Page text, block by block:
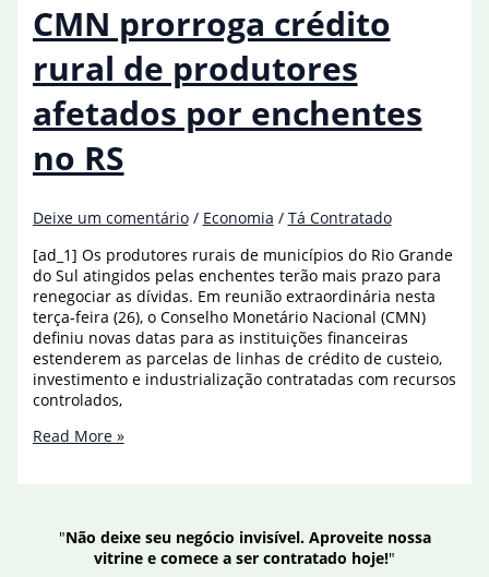
Fifa
por
ajuda
em
enchentes
no
RS
CMN prorroga crédito
rural de produtores
afetados por enchentes
no RS
Deixe um comentário / Economia / Tá Contratado
[ad_1] Os produtores rurais de municípios do Rio Grande
do Sul atingidos pelas enchentes terão mais prazo para
renegociar as dívidas. Em reunião extraordinária nesta
terça-feira (26), o Conselho Monetário Nacional (CMN)
definiu novas datas para as instituições financeiras
estenderem as parcelas de linhas de crédito de custeio,
investimento e industrialização contratadas com recursos
controlados,
CMN
produtores
afetados
Read More »
"Não deixe seu negócio invisível. Aproveite nossa
vitrine e comece a ser contratado hoje!"